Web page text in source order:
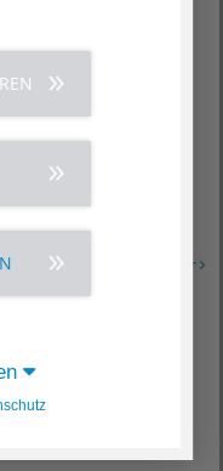
Sonntag des
Erfahren Sie mehr